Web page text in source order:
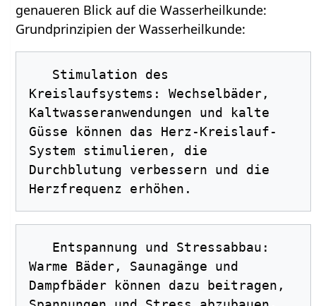
genaueren Blick auf die Wasserheilkunde:
Grundprinzipien der Wasserheilkunde:
Kreislaufsystems: Wechselbäder,
Kaltwasseranwendungen und kalte
Güsse können das Herz-Kreislauf-
System stimulieren, die
Durchblutung verbessern und die
Warme Bäder, Saunagänge und
Dampfbäder können dazu beitragen,